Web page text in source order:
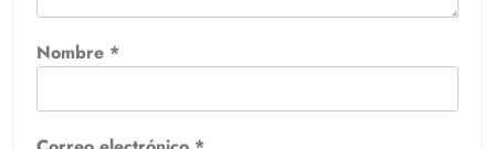
Nombre *